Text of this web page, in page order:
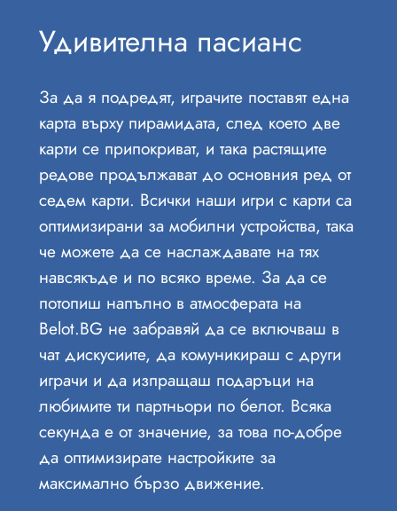
Удивителна пасианс
За да я подредят, играчите поставят една
карта върху пирамидата, след което две
карти се припокриват, и така растящите
редове продължават до основния ред от
седем карти. Всички наши игри с карти са
оптимизирани за мобилни устройства, така
че можете да се наслаждавате на тях
навсякъде и по всяко време. За да се
потопиш напълно в атмосферата на
Belot.BG не забравяй да се включваш в
чат дискусиите, да комуникираш с други
играчи и да изпращаш подаръци на
любимите ти партньори по белот. Всяка
секунда е от значение, за това по-добре
да оптимизирате настройките за
максимално бързо движение.